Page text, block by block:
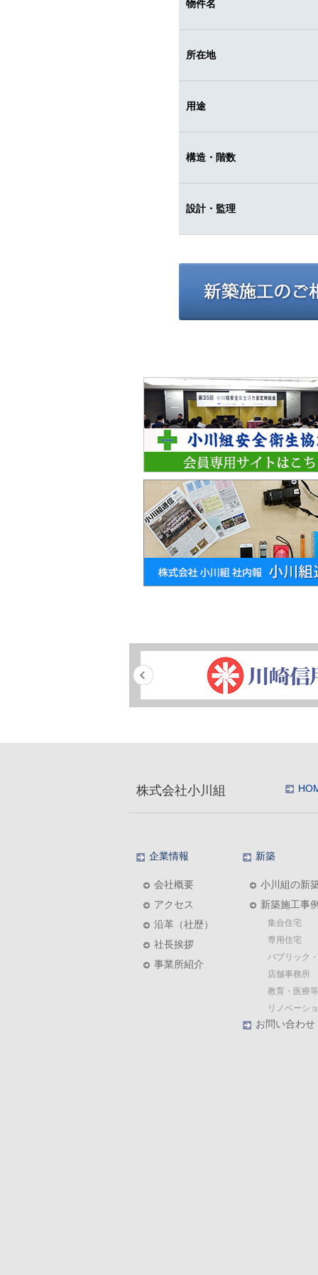
物件名
所在地
用途
構造・階数
設計・監理
株式会社小川組
企業情報
会社概要
アクセス
沿革（社歴）
社長挨拶
事業所紹介
新築
小川組の新
新築施工事
集合住宅
専用住宅
パブリック
店舗事務所
教育・医療
リノベーシ
お問い合わ